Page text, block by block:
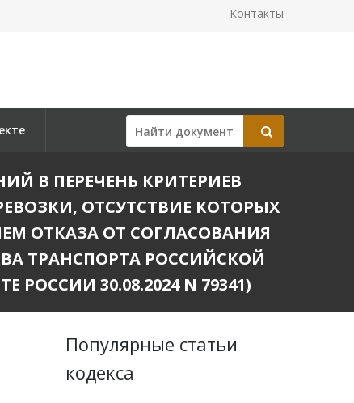
Контакты
В ПЕРЕЧЕНЬ КРИТЕРИЕВ
ОТСУТСТВИЕ КОТОРЫХ
ОТКАЗА ОТ СОГЛАСОВАНИЯ
ТРАНСПОРТА РОССИЙСКОЙ
30.08.2024 N 79341)
Популярные статьи
кодекса